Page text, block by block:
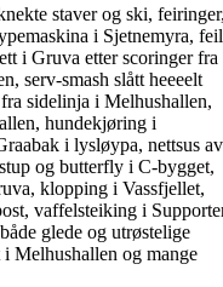
staver og ski,
i Sjetnemyra, feil
i Gruva etter scoringer fra
serv-smash slått heeeelt
sidelinja i Melhushallen,
hundekjøring i
i lysløypa, nettsus av
og butterfly i C-bygget,
klopping i Vassfjellet,
vaffelsteiking i
glede og utrøstelige
Melhushallen og mange